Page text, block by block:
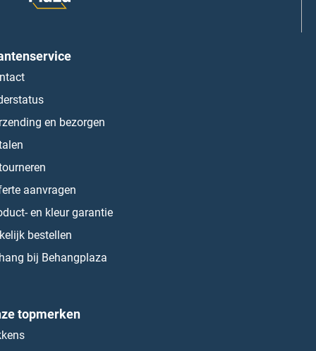
en bezorgen
aanvragen
en kleur garantie
bestellen
bij Behangplaza
topmerken